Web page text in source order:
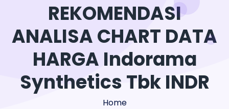
REKOMENDASI
ANALISA CHART DATA
HARGA Indorama
Synthetics Tbk INDR
Home